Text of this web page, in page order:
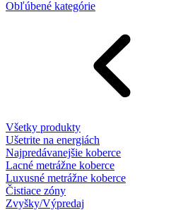
Obľúbené kategórie
Všetky produkty
Ušetrite na energiách
Najpredávanejšie koberce
Lacné metrážne koberce
Luxusné metrážne koberce
Čistiace zóny
Zvyšky/Výpredaj